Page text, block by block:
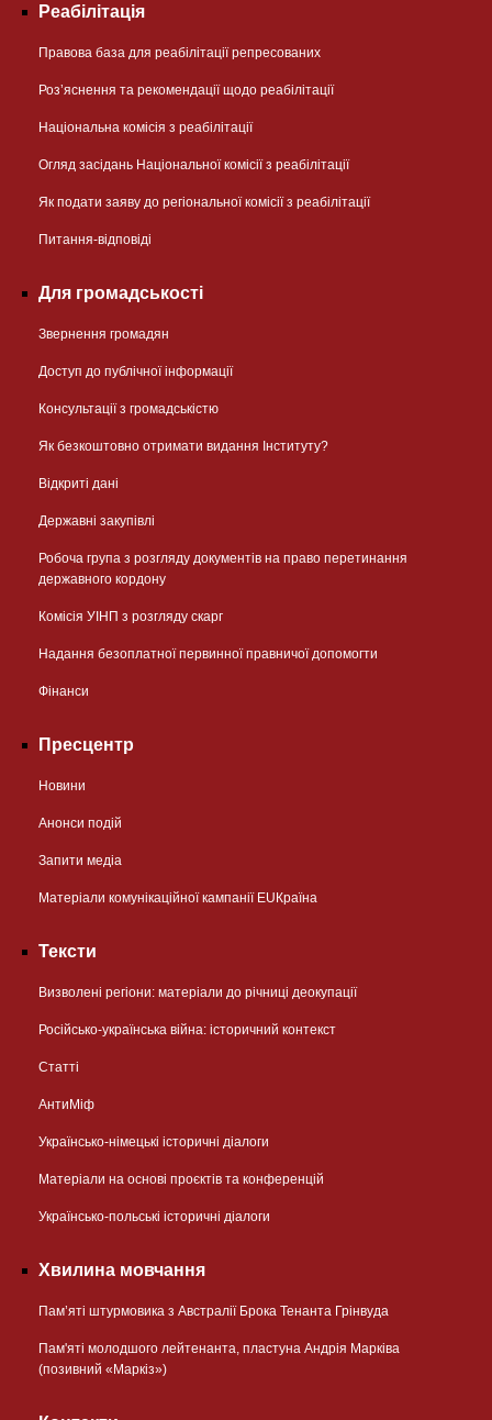
Реабілітація
Правова база для реабілітації репресованих
Розʼяснення та рекомендації щодо реабілітації
Національна комісія з реабілітації
Огляд засідань Національної комісії з реабілітації
Як подати заяву до регіональної комісії з реабілітації
Питання-відповіді
Для громадськості
Звернення громадян
Доступ до публічної інформації
Консультації з громадськістю
Як безкоштовно отримати видання Інституту?
Відкриті дані
Державні закупівлі
Робоча група з розгляду документів на право перетинання
державного кордону
Комісія УІНП з розгляду скарг
Надання безоплатної первинної правничої допомогти
Фінанси
Пресцентр
Новини
Анонси подій
Запити медіа
Матеріали комунікаційної кампанії EUКраїна
Тексти
Визволені регіони: матеріали до річниці деокупації
Російсько-українська війна: історичний контекст
Статті
АнтиМіф
Українсько-німецькі історичні діалоги
Матеріали на основі проєктів та конференцій
Українсько-польські історичні діалоги
Хвилина мовчання
Пам’яті штурмовика з Австралії Брока Тенанта Грінвуда
Пам'яті молодшого лейтенанта, пластуна Андрія Марківа
(позивний «Маркіз»)